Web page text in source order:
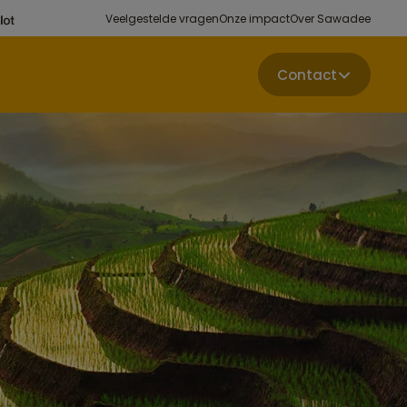
Veelgestelde vragenOnze impactOver Sawadee
Contact